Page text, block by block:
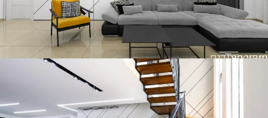
חיפוי קיר דגם
Tangram